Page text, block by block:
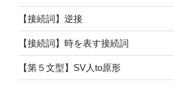
【接続詞】逆接
【接続詞】時を表す接続詞
【第５文型】SV人to原形